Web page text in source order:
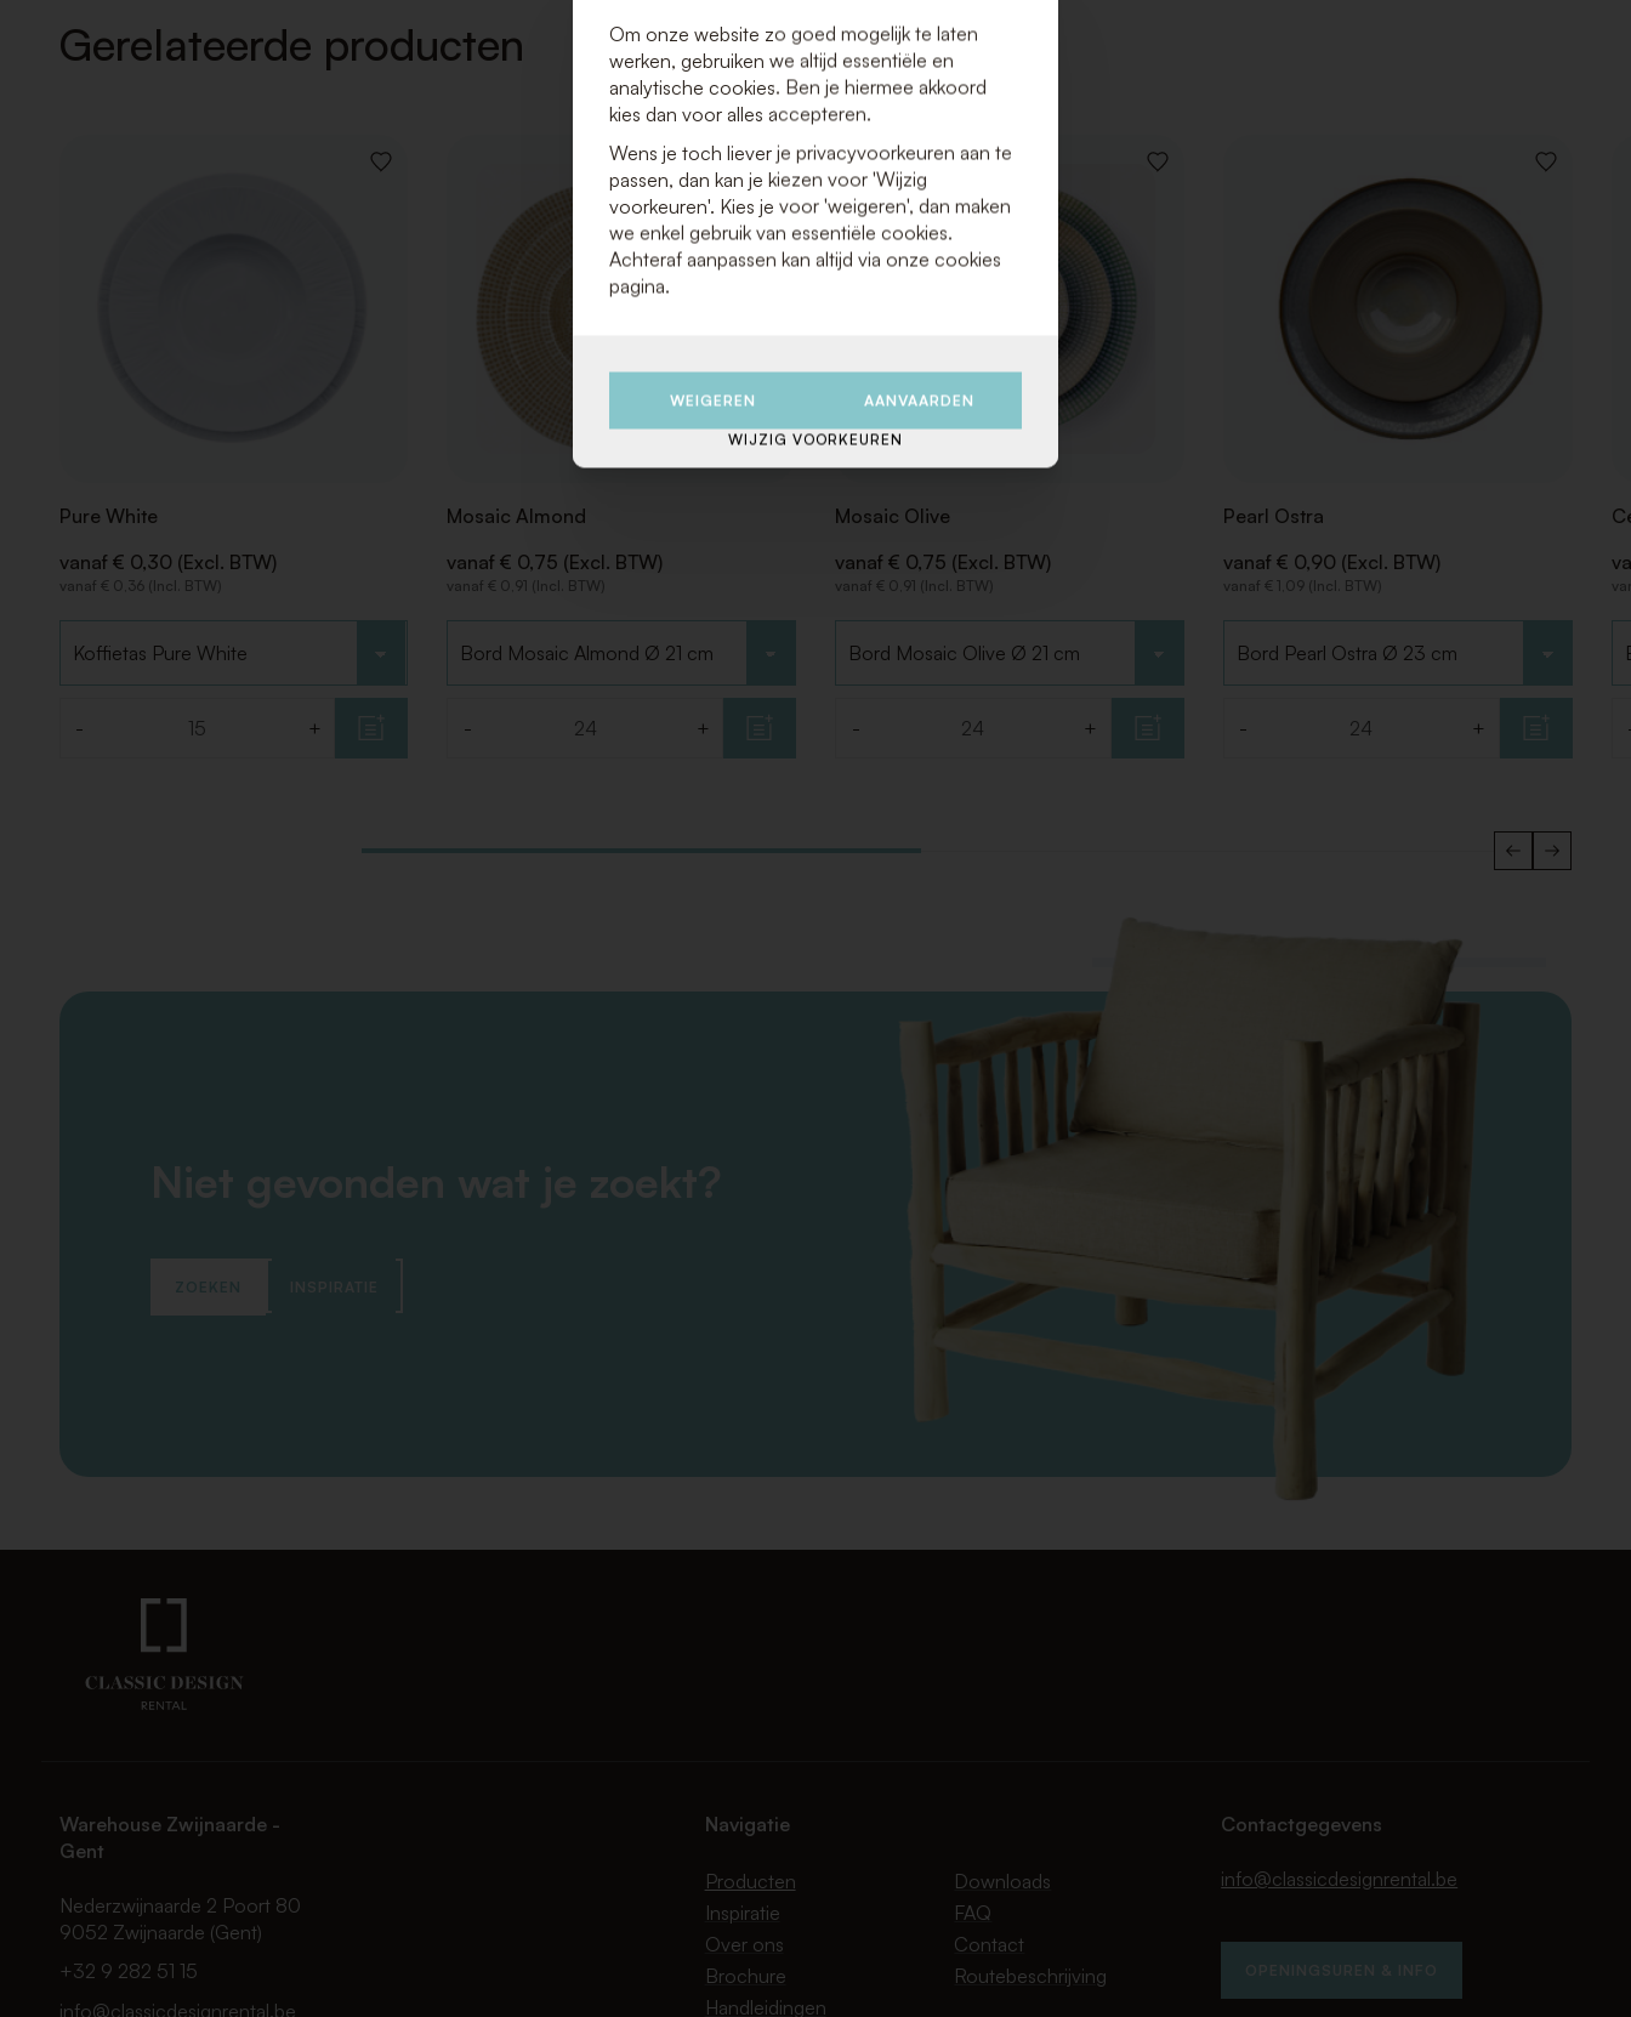
Gerelateerde producten
VOEG
Pure White
vanaf € 0,30 (Excl. BTW)
vanaf € 0,36 (Incl. BTW)
- +
VOEG
TOE
AAN
VERLANGLIJST
Mosaic Almond
vanaf € 0,75 (Excl. BTW)
vanaf € 0,91 (Incl. BTW)
- +
VOEG
Mosaic Olive
vanaf € 0,75 (Excl. BTW)
vanaf € 0,91 (Incl. BTW)
- +
VOEG
Pearl Ostra
vanaf € 0,90 (Excl. BTW)
vanaf € 1,09 (Incl. BTW)
- +
Niet gevonden wat je zoekt?
ZOEKEN INSPIRATIE
Warehouse Zwijnaarde -
Gent
Nederzwijnaarde 2 Poort 80
9052 Zwijnaarde (Gent)
+32 9 282 51 15
info@classicdesignrental.be
Navigatie
Producten
Inspiratie
Over ons
Brochure
Handleidingen
Downloads
FAQ
Contact
Routebeschrijving
Contactgegevens
info@classicdesignrental.be
OPENINGSUREN & INFO
Om onze website zo goed mogelijk te laten
werken, gebruiken we altijd essentiële en
analytische cookies. Ben je hiermee akkoord
kies dan voor alles accepteren.
Wens je toch liever je privacyvoorkeuren aan te
passen, dan kan je kiezen voor 'Wijzig
voorkeuren'. Kies je voor 'weigeren', dan maken
we enkel gebruik van essentiële cookies.
Achteraf aanpassen kan altijd via onze cookies
pagina.
WEIGEREN AANVAARDEN
WIJZIG VOORKEUREN